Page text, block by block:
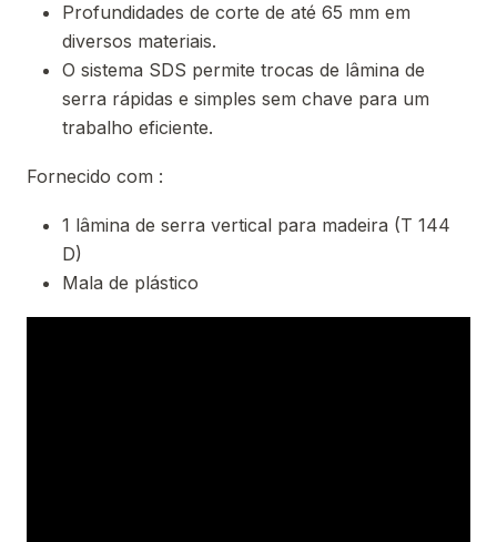
Profundidades de corte de até 65 mm em
diversos materiais.
O sistema SDS permite trocas de lâmina de
serra rápidas e simples sem chave para um
trabalho eficiente.
Fornecido com :
1 lâmina de serra vertical para madeira (T 144
D)
Mala de plástico